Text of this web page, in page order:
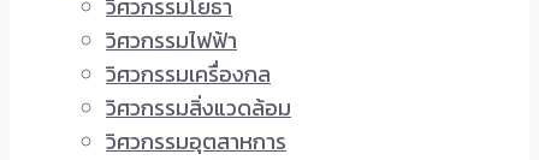
วิศวกรรมโยธา
วิศวกรรมไฟฟ้า
วิศวกรรมเครื่องกล
วิศวกรรมสิ่งแวดล้อม
วิศวกรรมอุตสาหการ